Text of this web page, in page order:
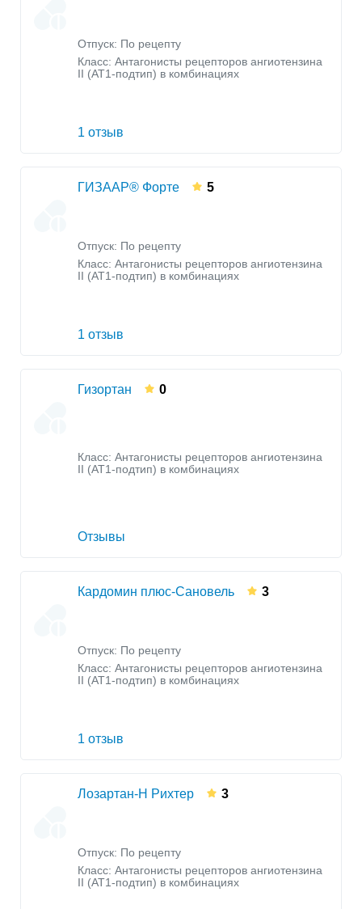
Отпуск: По рецепту
Класс: Антагонисты рецепторов ангиотензина
II (AT1-подтип) в комбинациях
1 отзыв
ГИЗААР® Форте 5
Отпуск: По рецепту
Класс: Антагонисты рецепторов ангиотензина
II (AT1-подтип) в комбинациях
1 отзыв
Гизортан 0
Класс: Антагонисты рецепторов ангиотензина
II (AT1-подтип) в комбинациях
Отзывы
Кардомин плюс-Сановель 3
Отпуск: По рецепту
Класс: Антагонисты рецепторов ангиотензина
II (AT1-подтип) в комбинациях
1 отзыв
Лозартан-Н Рихтер 3
Отпуск: По рецепту
Класс: Антагонисты рецепторов ангиотензина
II (AT1-подтип) в комбинациях